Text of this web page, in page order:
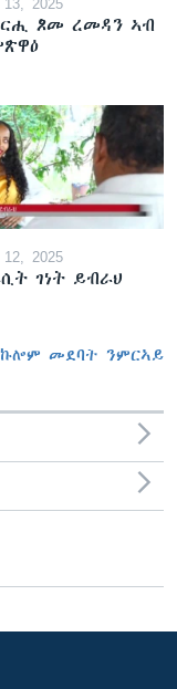
ጾመ ረመዳን ኣብ
2025
ገነት ይብራህ
ኩሎም መደባት ንምርኣይ